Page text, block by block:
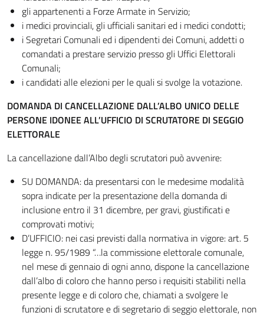
gli appartenenti a Forze Armate in Servizio;
i medici provinciali, gli ufficiali sanitari ed i medici condotti;
i Segretari Comunali ed i dipendenti dei Comuni, addetti o
comandati a prestare servizio presso gli Uffici Elettorali
Comunali;
i candidati alle elezioni per le quali si svolge la votazione.
DOMANDA DI CANCELLAZIONE DALL’ALBO UNICO DELLE
PERSONE IDONEE ALL’UFFICIO DI SCRUTATORE DI SEGGIO
ELETTORALE
La cancellazione dall’Albo degli scrutatori può avvenire:
SU DOMANDA: da presentarsi con le medesime modalità
sopra indicate per la presentazione della domanda di
inclusione entro il 31 dicembre, per gravi, giustificati e
comprovati motivi;
D’UFFICIO: nei casi previsti dalla normativa in vigore: art. 5
legge n. 95/1989 “…la commissione elettorale comunale,
nel mese di gennaio di ogni anno, dispone la cancellazione
dall’albo di coloro che hanno perso i requisiti stabiliti nella
presente legge e di coloro che, chiamati a svolgere le
funzioni di scrutatore e di segretario di seggio elettorale, non